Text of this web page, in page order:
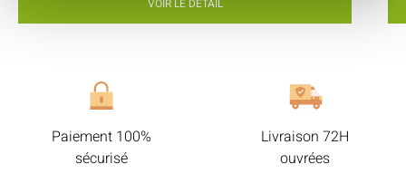
VOIR LE DÉTAIL
Paiement 100%
sécurisé
Livraison 72H
ouvrées